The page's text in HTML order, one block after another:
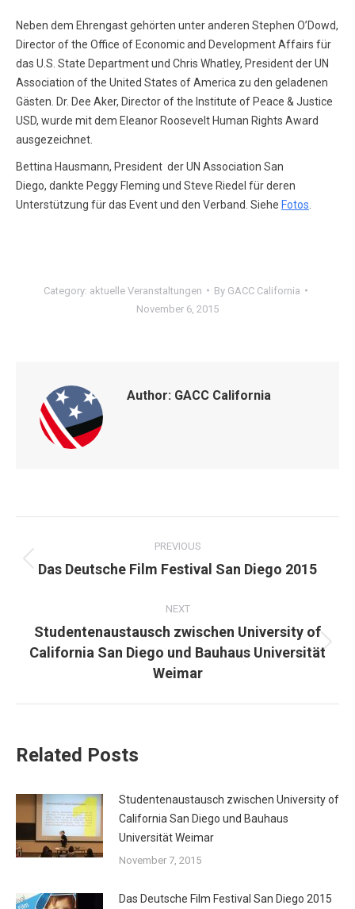
Neben dem Ehrengast gehörten unter anderen Stephen O’Dowd,
Director of the Office of Economic and Development Affairs für
das U.S. State Department und Chris Whatley, President der UN
Association of the United States of America zu den geladenen
Gästen. Dr. Dee Aker, Director of the Institute of Peace & Justice
USD, wurde mit dem Eleanor Roosevelt Human Rights Award
ausgezeichnet.
Bettina Hausmann, President der UN Association San
Diego, dankte Peggy Fleming und Steve Riedel für deren
Unterstützung für das Event und den Verband. Siehe Fotos
Category: aktuelle Veranstaltungen By GACC California
November 6, 2015
Author: GACC California
NAVIGATION
PREVIOUS
Previous
Das Deutsche Film Festival San Diego 2015
NEXT
Next
post:
Studentenaustausch zwischen University of
California San Diego und Bauhaus Universität
Weimar
Related Posts
Studentenaustausch zwischen University of
California San Diego und Bauhaus
Universität Weimar
November 7, 2015
Das Deutsche Film Festival San Diego 2015